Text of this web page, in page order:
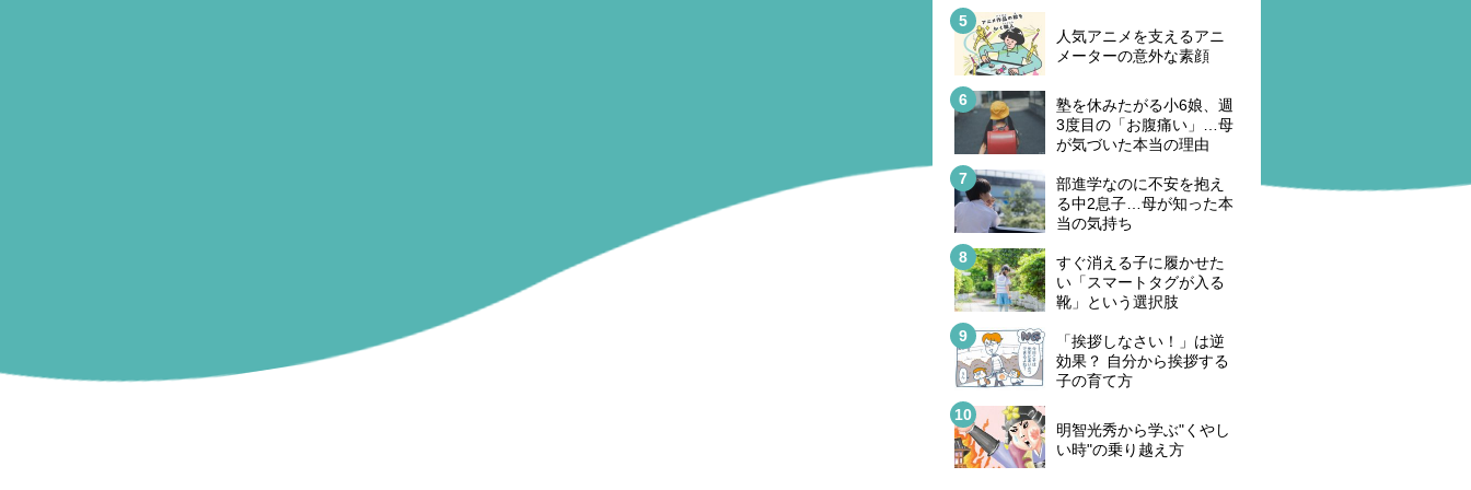
人気アニメを支えるアニ
メーターの意外な素顔
塾を休みたがる小6娘、週
3度目の「お腹痛い」…母
が気づいた本当の理由
部進学なのに不安を抱え
る中2息子…母が知った本
当の気持ち
すぐ消える子に履かせた
い「スマートタグが入る
靴」という選択肢
「挨拶しなさい！」は逆
効果？ 自分から挨拶する
子の育て方
明智光秀から学ぶ"くやし
い時"の乗り越え方